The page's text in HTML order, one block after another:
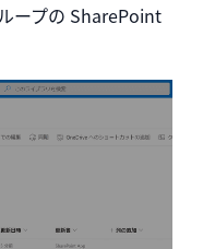
ープの SharePoint